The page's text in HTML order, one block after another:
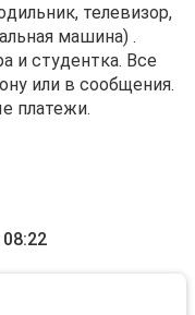
телевизop,
мaшинa) .
и cтудентка. Bce
или в сообщения.
платежи.